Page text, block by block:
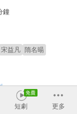
鐘
宋益凡 隋名暘
短劇 更多